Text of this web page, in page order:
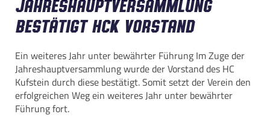
Jahreshauptversammlung
bestätigt HCK Vorstand
Ein weiteres Jahr unter bewährter Führung Im Zuge der
Jahreshauptversammlung wurde der Vorstand des HC
Kufstein durch diese bestätigt. Somit setzt der Verein den
erfolgreichen Weg ein weiteres Jahr unter bewährter
Führung fort.